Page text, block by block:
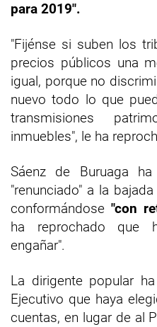
para 2019".
"Fijénse si suben los
precios públicos una
igual, porque no
nuevo todo lo que
transmisiones
inmuebles", le ha
Sáenz de Buruaga
"renunciado" a la
conformándose "con
ha reprochado que
engañar".
La dirigente popular
Ejecutivo que haya
cuentas, en lugar de al